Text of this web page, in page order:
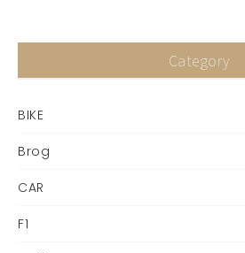
Category
BIKE
Brog
CAR
F1